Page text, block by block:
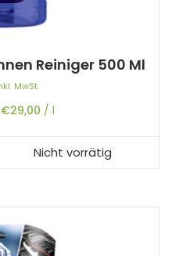
Reiniger 500 Ml
MwSt.
€29,00 / l
Nicht vorrätig